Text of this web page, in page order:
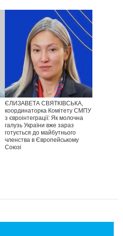
ЄЛИЗАВЕТА СВЯТКІВСЬКА,
координаторка Комітету СМПУ
з євроінтеграції: Як молочна
галузь України вже зараз
готується до майбутнього
членства в Європейському
Союзі